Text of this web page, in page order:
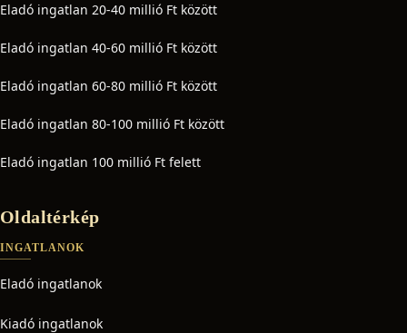
Eladó ingatlan 20-40 millió Ft között
Eladó ingatlan 40-60 millió Ft között
Eladó ingatlan 60-80 millió Ft között
Eladó ingatlan 80-100 millió Ft között
Eladó ingatlan 100 millió Ft felett
Oldaltérkép
INGATLANOK
Eladó ingatlanok
Kiadó ingatlanok